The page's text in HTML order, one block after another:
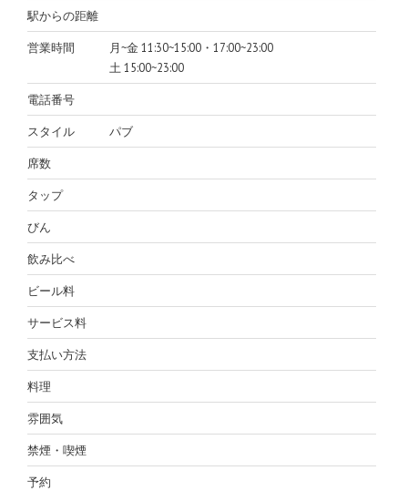
駅からの距離
営業時間
月~金 11:30~15:00・17:00~23:00
土 15:00~23:00
電話番号
スタイル パブ
席数
タップ
びん
飲み比べ
ビール料
サービス料
支払い方法
料理
雰囲気
禁煙・喫煙
予約